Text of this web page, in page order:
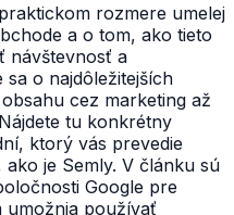
rozmere umelej
a o tom, ako tieto
návštevnosť a
o najdôležitejších
cez marketing až
tu konkrétny
ktorý vás prevedie
je Semly. V článku sú
Google pre
umožnia používať